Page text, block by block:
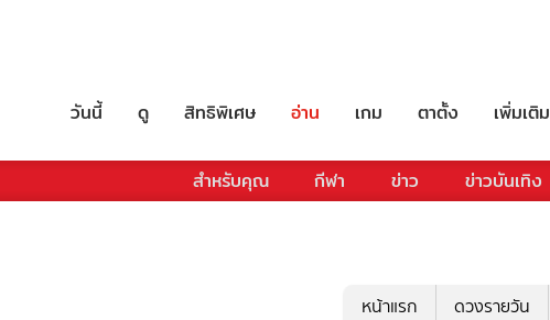
วันนี้ ดู สิทธิพิเศษ อ่าน เกม ตาตั้ง เพิ่มเติม
สำหรับคุณ กีฬา ข่าว ข่าวบันเทิง
หน้าแรก ดวงรายวัน